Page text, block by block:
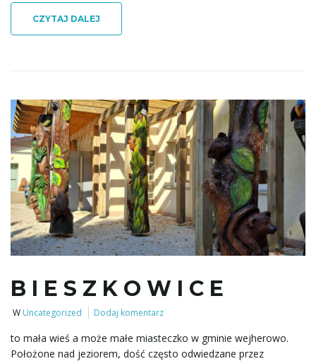
CZYTAJ DALEJ
B I E S Z K O W I C E
W Uncategorized Dodaj komentarz
to mała wieś a może małe miasteczko w gminie wejherowo.
Położone nad jeziorem, dość często odwiedzane przez